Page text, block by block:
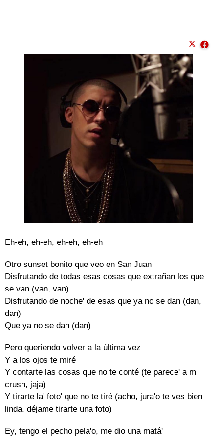
Eh-eh, eh-eh, eh-eh, eh-eh
Otro sunset bonito que veo en San Juan
Disfrutando de todas esas cosas que extrañan los que
se van (van, van)
Disfrutando de noche' de esas que ya no se dan (dan,
dan)
Que ya no se dan (dan)
Pero queriendo volver a la última vez
Y a los ojos te miré
Y contarte las cosas que no te conté (te parece' a mi
crush, jaja)
Y tirarte la' foto' que no te tiré (acho, jura'o te ves bien
linda, déjame tirarte una foto)
Ey, tengo el pecho pela'o, me dio una matá'